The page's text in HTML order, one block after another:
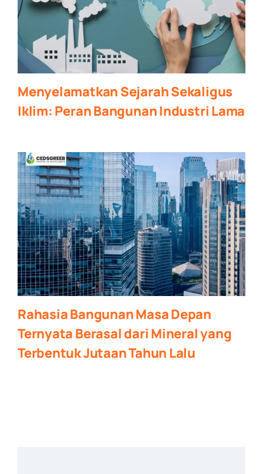
Menyelamatkan Sejarah Sekaligus
Iklim: Peran Bangunan Industri Lama
Rahasia Bangunan Masa Depan
Ternyata Berasal dari Mineral yang
Terbentuk Jutaan Tahun Lalu